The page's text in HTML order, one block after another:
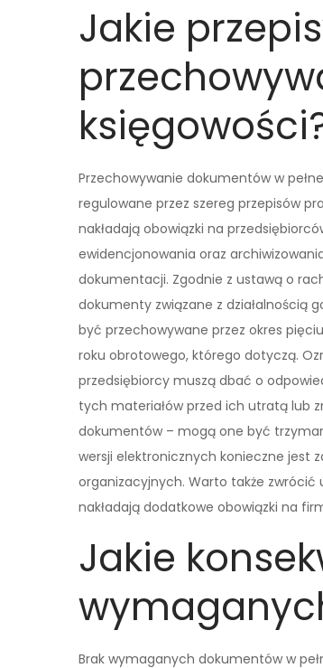
Jakie
Przechowywanie dokumentów w
regulowane przez szereg przepisów
nakładają obowiązki na
ewidencjonowania oraz
dokumentacji. Zgodnie z ustawą o
dokumenty związane z działalnością
być przechowywane przez okres
roku obrotowego, którego dotyczą.
przedsiębiorcy muszą dbać o
tych materiałów przed ich utratą lub
dokumentów – mogą one być
wersji elektronicznych konieczne jest
organizacyjnych. Warto także
nakładają dodatkowe obowiązki na
Jakie
Brak wymaganych dokumentów w